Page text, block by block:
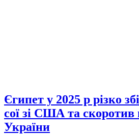
Єгипет у 2025 р різко
сої зі США та скоротив
України